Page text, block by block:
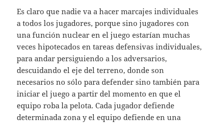
Es claro que nadie va a hacer marcajes individuales
a todos los jugadores, porque sino jugadores con
una función nuclear en el juego estarían muchas
veces hipotecados en tareas defensivas individuales,
para andar persiguiendo a los adversarios,
descuidando el eje del terreno, donde son
necesarios no sólo para defender sino también para
iniciar el juego a partir del momento en que el
equipo roba la pelota. Cada jugador defiende
determinada zona y el equipo defiende en una